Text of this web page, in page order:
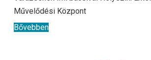
Művelődési Központ
Bővebben